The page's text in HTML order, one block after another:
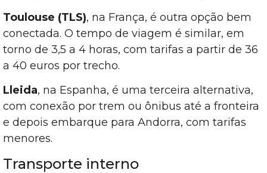
Toulouse (TLS), na França, é outra opção bem
conectada. O tempo de viagem é similar, em
torno de 3,5 a 4 horas, com tarifas a partir de 36
a 40 euros por trecho.
Lleida, na Espanha, é uma terceira alternativa,
com conexão por trem ou ônibus até a fronteira
e depois embarque para Andorra, com tarifas
menores.
Transporte interno